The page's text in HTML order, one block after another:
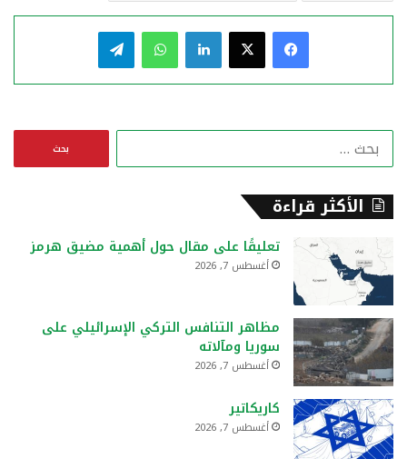
فيسبوك لينكدإن واتساب
ع
ن
الأكثر قراءة
تعليقًا على مقال حول أهمية مضيق هرمز
أغسطس 7, 2026
مظاهر التنافس التركي الإسرائيلي على
سوريا ومآلاته
أغسطس 7, 2026
كاريكاتير
أغسطس 7, 2026